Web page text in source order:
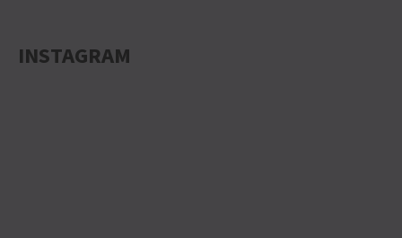
INSTAGRAM